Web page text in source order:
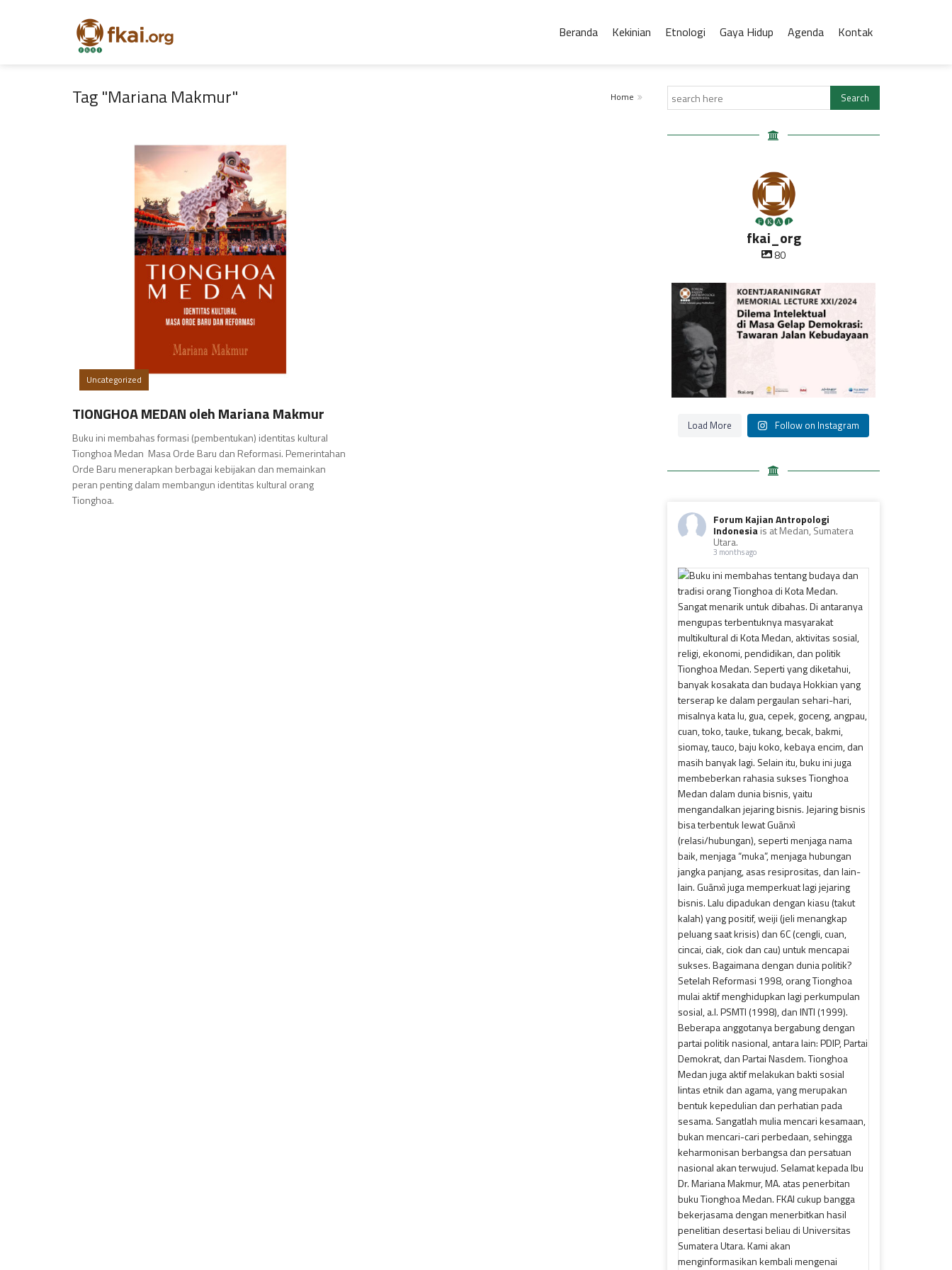
Beranda Kekinian Etnologi Gaya Hidup Agenda Kontak
Tag "Mariana Makmur" Home
Uncategorized
TIONGHOA MEDAN oleh Mariana Makmur
Buku ini membahas formasi (pembentukan) identitas kultural
Tionghoa Medan Masa Orde Baru dan Reformasi. Pemerintahan
Orde Baru menerapkan berbagai kebijakan dan memainkan
peran penting dalam membangun identitas kultural orang
Tionghoa.
fkai_org
80
Oleh Prof Dr. Sulistyowati Irianto
Saat ini...
Load More Follow on Instagram
Forum Kajian Antropologi
Indonesiais at Medan, Sumatera
Utara.
3 months ago